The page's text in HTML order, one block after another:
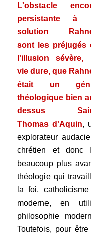
L'obstacle
persistante à
solution
sont les préjugés
l'illusion sévère,
vie dure, que
était un
théologique bien
dessus
Thomas d'Aquin,
explorateur
chrétien et donc
beaucoup plus
théologie qui
la foi,
moderne, en
philosophie
Toutefois, pour